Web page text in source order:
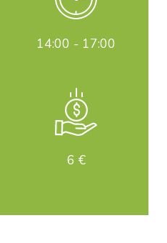
14:00 - 17:00
6 €